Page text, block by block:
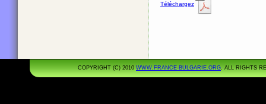
Téléchargez
COPYRIGHT (C) 2010 WWW.FRANCE-BULGARIE.ORG . ALL RIGHTS